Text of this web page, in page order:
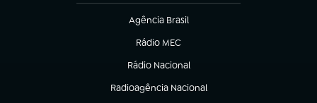
Agência Brasil
(abre em nova aba)
Rádio MEC
(abre em nova aba)
Rádio Nacional
Radioagência Nacional
(abre em nova aba)